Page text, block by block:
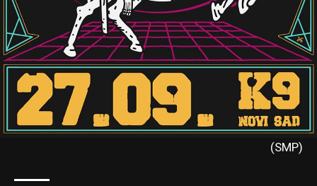
(SMP)